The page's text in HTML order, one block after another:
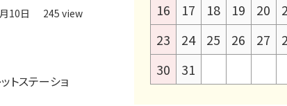
10日 245 view
トステーショ
16
17 18 19 20
23
24 25 26 27
30
31